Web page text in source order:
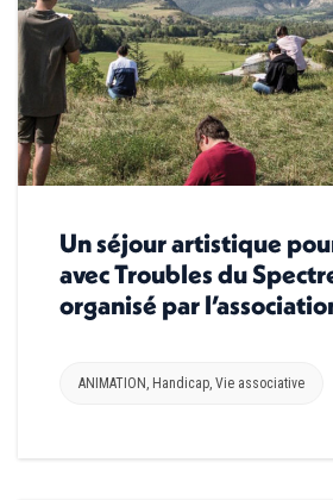
Un séjour artistique
avec Troubles du
organisé par
ANIMATION , Handicap, Vie associative